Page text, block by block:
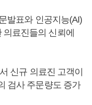
발표와 인공지능(AI)
의료진들의 신뢰에
신규 의료진 고객이
검사 주문량도 증가